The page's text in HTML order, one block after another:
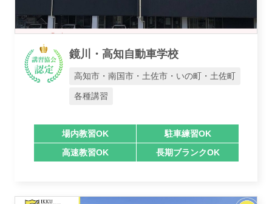
鏡川・高知自動車学校
高知市・南国市・土佐市・いの町・土佐町
各種講習
場内教習OK
駐車練習OK
高速教習OK
長期ブランクOK